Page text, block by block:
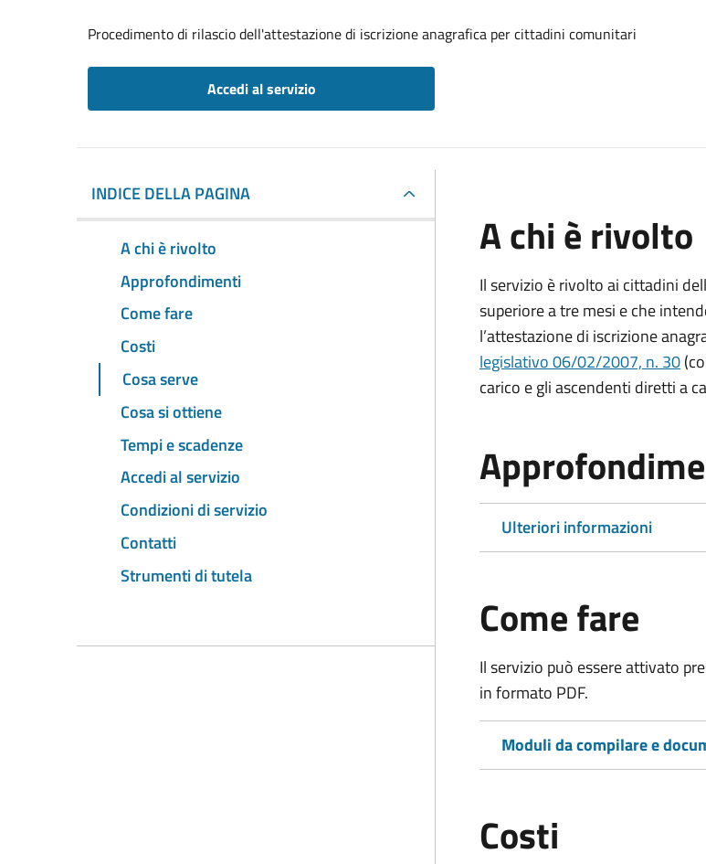
Procedimento di rilascio dell'attestazione di iscrizione anagrafica per cittadini comunitari
Accedi al servizio
INDICE DELLA PAGINA
A chi è rivolto
Approfondimenti
Come fare
Costi
Cosa serve
Cosa si ottiene
Tempi e scadenze
Accedi al servizio
Condizioni di servizio
Contatti
Strumenti di tutela
A chi è rivolto
Il servizio è rivolto ai cittadini
superiore a tre mesi e che
l’attestazione di iscrizione
legislativo 06/02/2007, n. 30
carico e gli ascendenti diretti a
Ulteriori informazioni
Come fare
Il servizio può essere attivato
in formato PDF.
Moduli da compilare e
Costi